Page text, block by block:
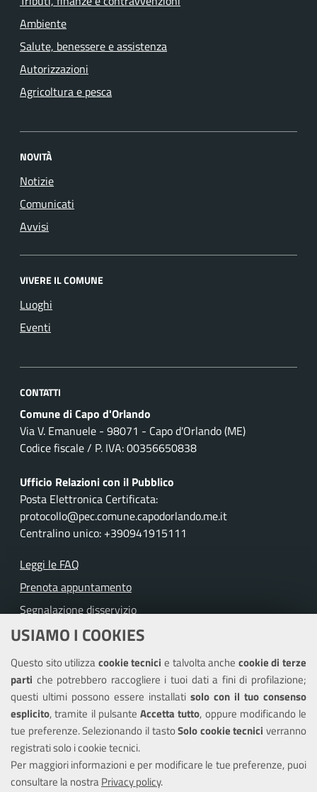
USIAMO I COOKIES
Questo sito utilizzacookie tecnicie talvolta anche cookie di terze
parti che potrebbero raccogliere i tuoi dati a fini di profilazione;
questi ultimi possono essere installati solo con il tuo consenso
esplicito, tramite il pulsante Accetta tutto, oppure modificando le
tue preferenze. Selezionando il tastoSolo cookie tecnici verranno
registrati solo i cookie tecnici.
Per maggiori informazioni e per modificare le tue preferenze, puoi
consultare la nostraPrivacy policy.
Ambiente
Salute, benessere e assistenza
Autorizzazioni
Agricoltura e pesca
NOVITÀ
Notizie
Comunicati
Avvisi
VIVERE IL COMUNE
Luoghi
Eventi
CONTATTI
Comune di Capo d'Orlando
Via V. Emanuele - 98071 - Capo d'Orlando (ME)
Codice fiscale / P. IVA: 00356650838
Ufficio Relazioni con il Pubblico
Posta Elettronica Certificata:
protocollo@pec.comune.capodorlando.me.it
Centralino unico: +390941915111
Leggi le FAQ
Prenota appuntamento
Segnalazione disservizio
Richiesta assistenza
Amministrazione trasparente
Informativa privacy
Note legali
Piano di miglioramento del sito
Dichiarazione di accessibilità